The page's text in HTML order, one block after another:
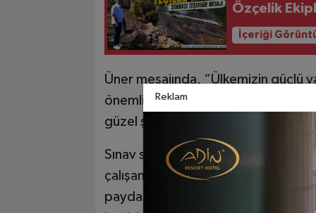
Özçelik
İçeriği
Üner mesajında, “Ülkemizin güçlü
önemli sınavda gönüllerindeki
güzel şekilde almalarını
Sınav sürecinde görev yapacak
çalışanlarını da unutmayan Üner,
paydaşlarına kolaylıklar ve üstün
Reklam